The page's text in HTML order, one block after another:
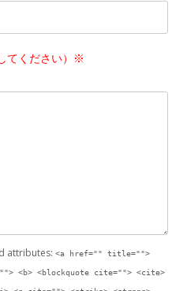
てください）※
attributes: <a href="" title="">
<b> <blockquote cite=""> <cite>